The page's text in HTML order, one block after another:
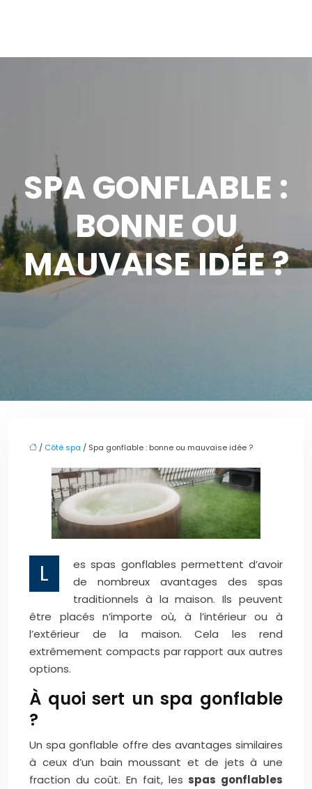
SPA GONFLABLE :
BONNE OU
MAUVAISE IDÉE ?
/ Côté spa / Spa gonflable : bonne ou mauvaise idée ?
L
es spas gonflables permettent d’avoir
de nombreux avantages des spas
traditionnels à la maison. Ils peuvent
être placés n’importe où, à l’intérieur ou à
l’extérieur de la maison. Cela les rend
extrêmement compacts par rapport aux autres
options.
À quoi sert un spa gonflable
?
Un spa gonflable offre des avantages similaires
à ceux d’un bain moussant et de jets à une
fraction du coût. En fait, les spas gonflables